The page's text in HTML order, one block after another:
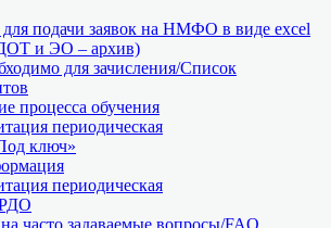
подачи заявок на НМФО в виде excel
и ЭО – архив)
для зачисления/Список
процесса обучения
периодическая
ключ»
периодическая
часто задаваемые вопросы/FAQ